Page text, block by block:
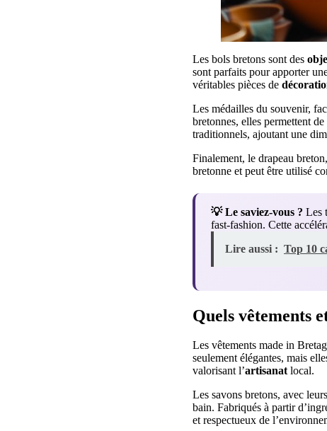
Les bols bretons sont des
sont parfaits pour apporter
véritables pièces de
Les médailles du souvenir,
bretonnes, elles permettent
traditionnels, ajoutant une
Finalement, le drapeau
bretonne et peut être utilisé
💡 Le saviez-vous ? Les
fast-fashion. Cette
Lire aussi : Top 10
Quels vêtements
Les vêtements made in
seulement élégantes, mais
valorisant l’artisanatlocal.
Les savons bretons, avec
bain. Fabriqués à partir
et respectueux de